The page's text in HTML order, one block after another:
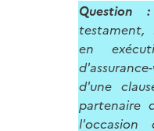
Question :
testament,
en
d'une
partenaire